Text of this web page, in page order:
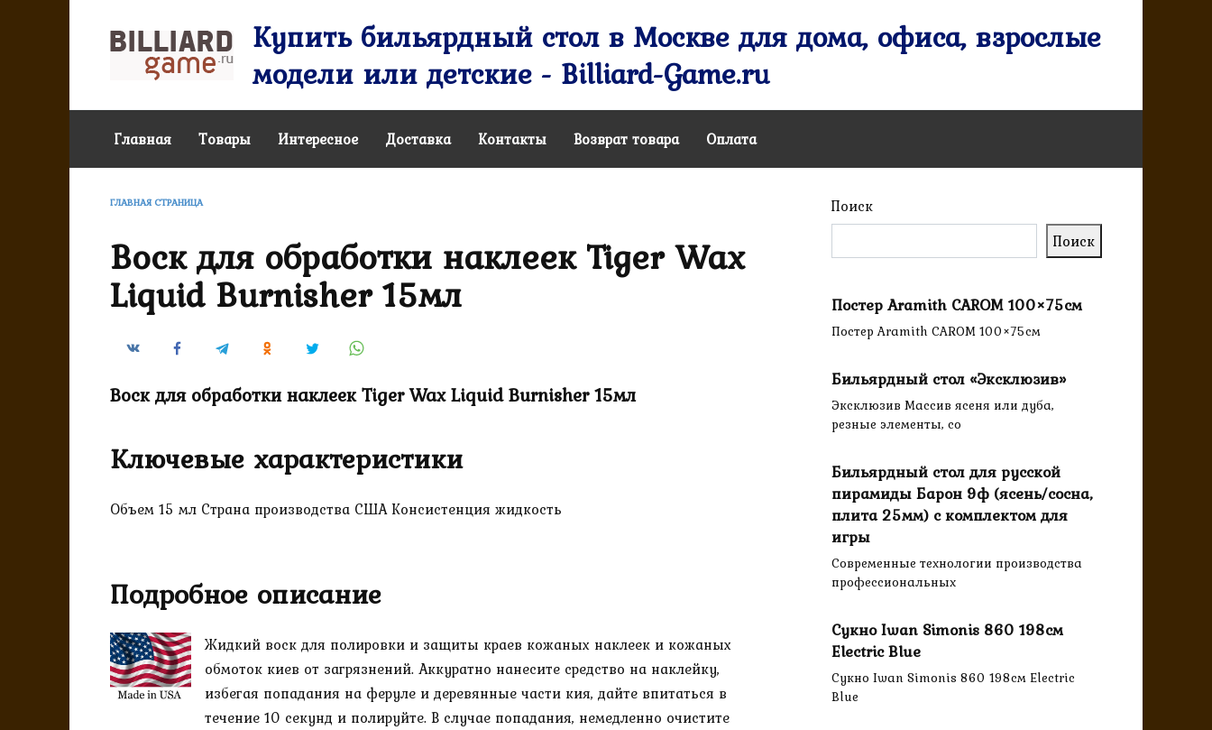
Купить бильярдный стол в Москве для дома, офиса, взрослые
модели или детские - Billiard-Game.ru
Главная Товары Интересное Доставка Контакты Возврат товара Оплата
ГЛАВНАЯ СТРАНИЦА
Воск для обработки наклеек Tiger Wax
Liquid Burnisher 15мл
Воск для обработки наклеек Tiger Wax Liquid Burnisher 15мл
Ключевые характеристики
Объем 15 мл Страна производства США Консистенция жидкость
Подробное описание
Жидкий воск для полировки и защиты краев кожаных наклеек и кожаных
обмоток киев от загрязнений. Аккуратно нанесите средство на наклейку,
избегая попадания на феруле и деревянные части кия, дайте впитаться в
течение 10 секунд и полируйте. В случае попадания, немедленно очистите
Поиск
Поиск
Постер Aramith CAROM 100×75см
Постер Aramith CAROM 100×75см
Бильярдный стол «Эксклюзив»
Эксклюзив Массив ясеня или дуба,
резные элементы, со
Бильярдный стол для русской
пирамиды Барон 9ф (ясень/сосна,
плита 25мм) с комплектом для
игры
Современные технологии производства
профессиональных
Сукно Iwan Simonis 860 198см
Electric Blue
Сукно Iwan Simonis 860 198см Electric
Blue